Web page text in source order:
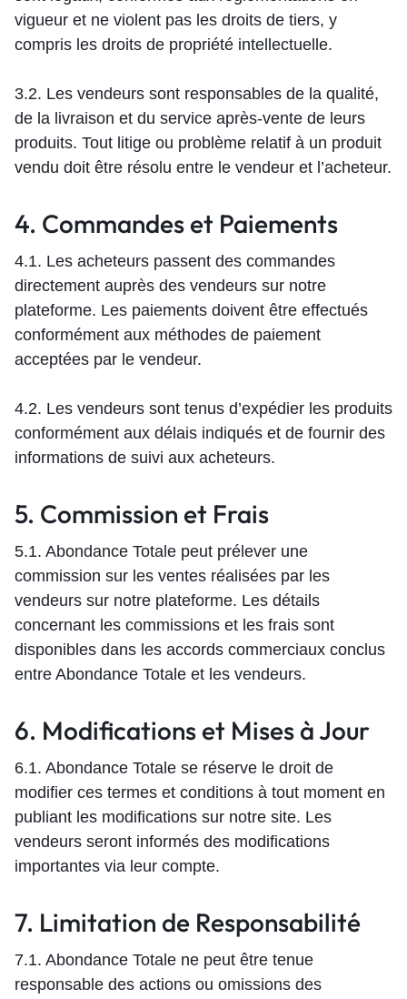
vigueur et ne violent pas les droits de tiers, y
compris les droits de propriété intellectuelle.
3.2. Les vendeurs sont responsables de la qualité,
de la livraison et du service après-vente de leurs
produits. Tout litige ou problème relatif à un produit
vendu doit être résolu entre le vendeur et l’acheteur.
4. Commandes et Paiements
4.1. Les acheteurs passent des commandes
directement auprès des vendeurs sur notre
plateforme. Les paiements doivent être effectués
conformément aux méthodes de paiement
acceptées par le vendeur.
4.2. Les vendeurs sont tenus d’expédier les produits
conformément aux délais indiqués et de fournir des
informations de suivi aux acheteurs.
5. Commission et Frais
5.1. Abondance Totale peut prélever une
commission sur les ventes réalisées par les
vendeurs sur notre plateforme. Les détails
concernant les commissions et les frais sont
disponibles dans les accords commerciaux conclus
entre Abondance Totale et les vendeurs.
6. Modifications et Mises à Jour
6.1. Abondance Totale se réserve le droit de
modifier ces termes et conditions à tout moment en
publiant les modifications sur notre site. Les
vendeurs seront informés des modifications
importantes via leur compte.
7. Limitation de Responsabilité
7.1. Abondance Totale ne peut être tenue
responsable des actions ou omissions des